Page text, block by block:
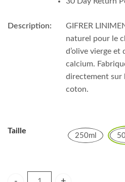
Description:
GIFRER
naturel pour le
d’olive vierge et
calcium.
directement sur
coton.
Taille
250ml